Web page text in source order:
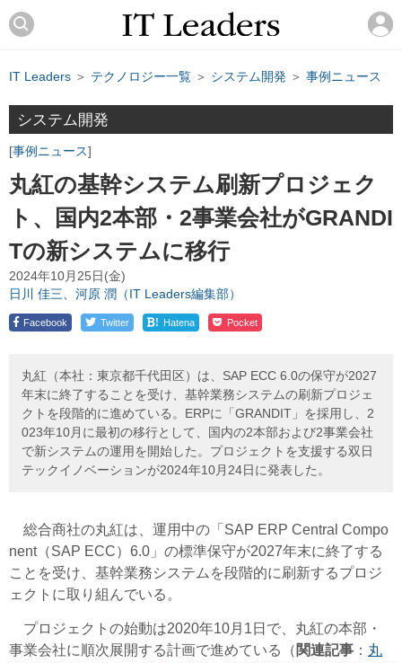
IT Leaders ＞ テクノロジー一覧 ＞ システム開発 ＞ 事例ニュース
システム開発
事例ニュース
丸紅の基幹システム刷新プロジェク
ト、国内2本部・2事業会社がGRANDI
Tの新システムに移行
2024年10月25日(金)
日川 佳三、河原 潤（IT Leaders編集部）
Facebook Twitter ! Hatena Pocket
丸紅（本社：東京都千代田区）は、SAP ECC 6.0の保守が2027
年末に終了することを受け、基幹業務システムの刷新プロジェ
クトを段階的に進めている。ERPに「GRANDIT」を採用し、2
023年10月に最初の移行として、国内の2本部および2事業会社
で新システムの運用を開始した。プロジェクトを支援する双日
テックイノベーションが2024年10月24日に発表した。
総合商社の丸紅は、運用中の「SAP ERP Central Compo
nent（SAP ECC）6.0」の標準保守が2027年末に終了する
ことを受け、基幹業務システムを段階的に刷新するプロジ
ェクトに取り組んでいる。
プロジェクトの始動は2020年10月1日で、丸紅の本部・
事業会社に順次展開する計画で進めている（ 関連記事 ： 丸